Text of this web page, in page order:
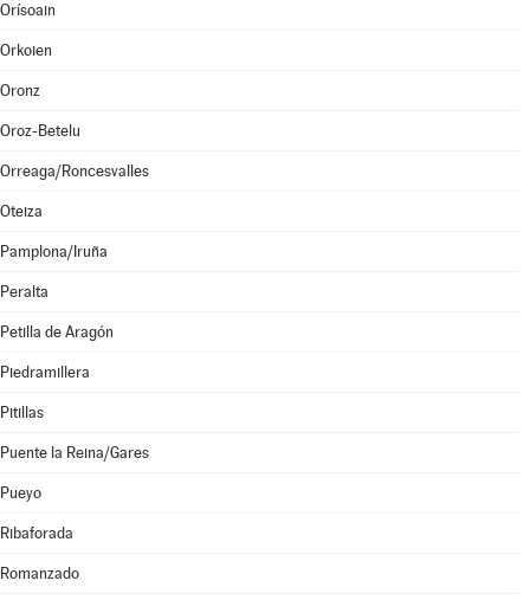
Orísoain
Orkoien
Oronz
Oroz-Betelu
Orreaga/Roncesvalles
Oteiza
Pamplona/Iruña
Peralta
Petilla de Aragón
Piedramillera
Pitillas
Puente la Reina/Gares
Pueyo
Ribaforada
Romanzado